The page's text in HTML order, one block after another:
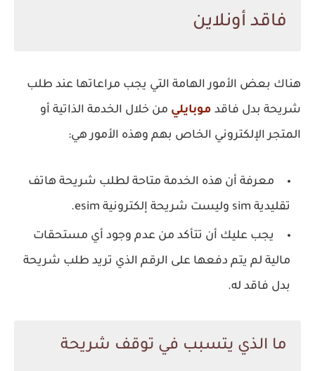
فاقد أونلاين
هناك بعض الأمور الهامة التي يجب مراعاتها عند طلب
شريحة بدل فاقد موبايلي من خلال الخدمة الذاتية أو
المتجر الإلكتروني الخاص بهم وهذه الأمور هي:
معرفة أن هذه الخدمة متاحة لطلب شريحة هاتف
تقليدية sim وليست شريحة إلكترونية esim.
يجب عليك أن تتأكد من عدم وجود أي مستحقات
مالية لم يتم دفعها على الرقم الذي تريد طلب شريحة
بدل فاقد له.
ما الذي يتسبب في توقف شريحة